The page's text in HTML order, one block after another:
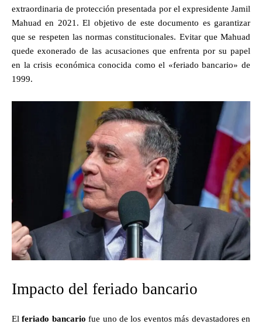
extraordinaria de protección presentada por el expresidente Jamil
Mahuad en 2021. El objetivo de este documento es garantizar
que se respeten las normas constitucionales. Evitar que Mahuad
quede exonerado de las acusaciones que enfrenta por su papel
en la crisis económica conocida como el «feriado bancario» de
1999.
Impacto del feriado bancario
Elferiado bancario fue uno de los eventos más devastadores en